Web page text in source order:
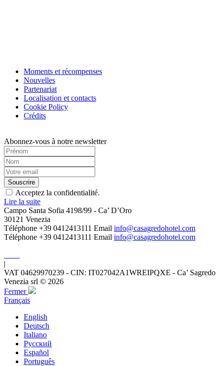
Nos salles
Lire la suite
Moments et récompenses
Nouvelles
Partenariat
Localisation et contacts
Cookie Policy
Crédits
Abonnez-vous à notre newsletter
Acceptez la confidentialité.
Lire la suite
Campo Santa Sofia 4198/99 - Ca’ D’Oro
30121 Venezia
Téléphone +39 0412413111 Email info@casagredohotel.com
Téléphone +39 0412413111 Email info@casagredohotel.com
|
VAT 04629970239 - CIN: IT027042A1WREIPQXE - Ca’ Sagredo
Venezia srl © 2026
Fermer
Français
English
Deutsch
Italiano
Русский
Español
Português